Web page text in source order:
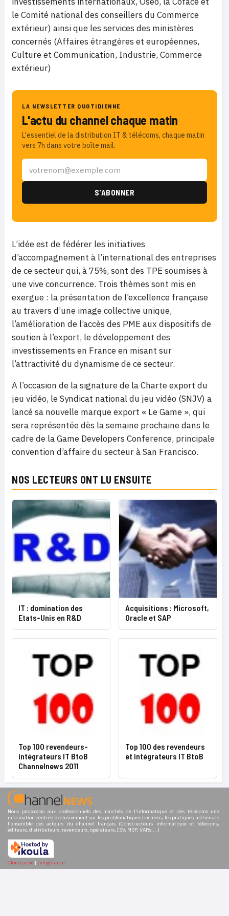
le Comité national des conseillers du Commerce
extérieur) ainsi que les services des ministères
concernés (Affaires étrangères et européennes,
Culture et Communication, Industrie, Commerce
extérieur)
LA NEWSLETTER QUOTIDIENNE
L'actu du channel chaque matin
L'essentiel de la distribution IT & télécoms, chaque matin
vers 7h dans votre boîte mail.
L’idée est de fédérer les initiatives
d’accompagnement à l’international des entreprises
de ce secteur qui, à 75%, sont des TPE soumises à
une vive concurrence. Trois thèmes sont mis en
exergue : la présentation de l’excellence française
au travers d’une image collective unique,
l’amélioration de l’accès des PME aux dispositifs de
soutien à l’export, le développement des
investissements en France en misant sur
l’attractivité du dynamisme de ce secteur.
A l’occasion de la signature de la Charte export du
jeu vidéo, le Syndicat national du jeu vidéo (SNJV) a
lancé sa nouvelle marque export « Le Game », qui
sera représentée dès la semaine prochaine dans le
cadre de la Game Developers Conference, principale
convention d’affaire du secteur à San Francisco.
NOS LECTEURS ONT LU ENSUITE
IT : domination des
Etats-Unis en R&D
Acquisitions : Microsoft,
Oracle et SAP
Top 100 revendeurs-
intégrateurs IT BtoB
Channelnews 2011
Top 100 des revendeurs
et intégrateurs IT BtoB
Nous proposons aux professionnels des marchés de l'informatique et des télécoms une
information centrée exclusivement sur les problématiques business, les pratiques métiers de
l'ensemble des acteurs du channel français (Constructeurs informatique et télécoms,
éditeurs, distributeurs, revendeurs, opérateurs, ISV, MSP, VARs,...)
Cloud privé | Infogérance